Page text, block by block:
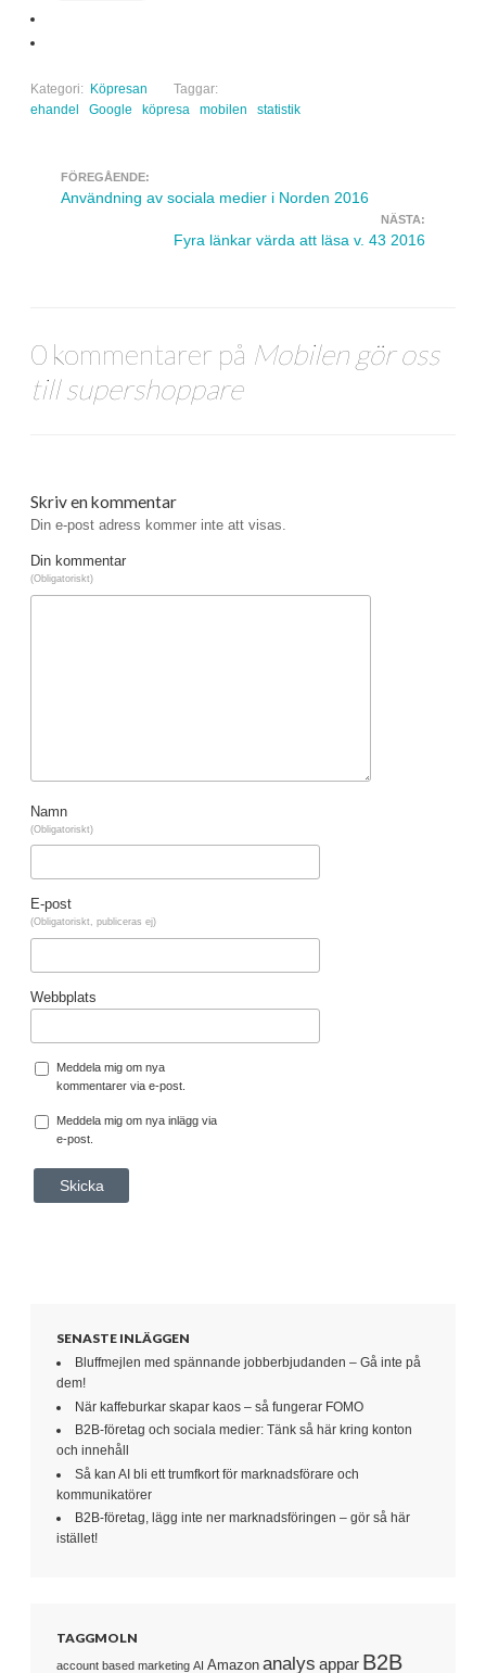
Kategori: Köpresan
Taggar:
ehandel
Google köpresa mobilen statistik
Navigera inlägg
FÖREGÅENDE:
Användning av sociala medier i Norden 2016
NÄSTA:
Fyra länkar värda att läsa v. 43 2016
0 kommentarer på Mobilen gör oss
till supershoppare
Skriv en kommentar
Din e-post adress kommer inte att visas.
Din kommentar
(Obligatoriskt)
Namn
(Obligatoriskt)
E-post
(Obligatoriskt, publiceras ej)
Webbplats
Meddela mig om nya
kommentarer via e-post.
Meddela mig om nya inlägg via
e-post.
SENASTE INLÄGGEN
Bluffmejlen med spännande jobberbjudanden – Gå inte på
dem!
När kaffeburkar skapar kaos – så fungerar FOMO
B2B-företag och sociala medier: Tänk så här kring konton
och innehåll
Så kan AI bli ett trumfkort för marknadsförare och
kommunikatörer
B2B-företag, lägg inte ner marknadsföringen – gör så här
istället!
TAGGMOLN
account based marketing AI Amazon analys appar B2B